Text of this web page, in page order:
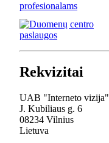
Rekvizitai
UAB "Interneto vizija"
J. Kubiliaus g. 6
08234 Vilnius
Lietuva